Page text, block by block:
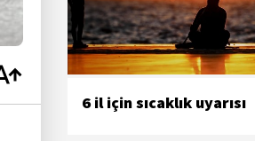
6 il için sıcaklık uyarısı